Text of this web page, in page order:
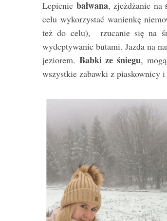
Lepienie bałwana, zjeżdżanie na
celu wykorzystać wanienkę
też do celu), rzucanie się na
wydeptywanie butami. Jazda na
jeziorem. Babki ze śniegu,
wszystkie zabawki z piaskownicy
S
a
c
h
f
o
: